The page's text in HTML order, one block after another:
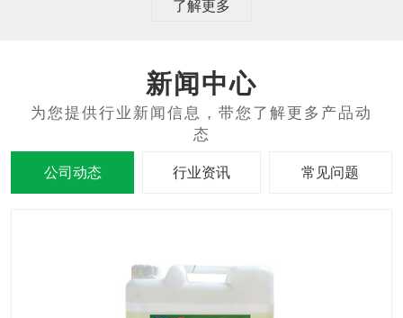
了解更多
新闻中心
公司动态 行业资讯 常见问题